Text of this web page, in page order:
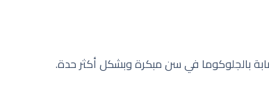
بالجلوكوما في سن مبكرة وبشكل أكثر حدة.